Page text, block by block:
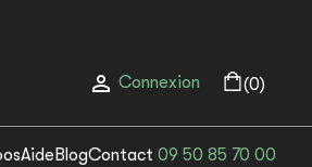
 Connexion (0)
Aide BlogContact 09 50 85 70 00